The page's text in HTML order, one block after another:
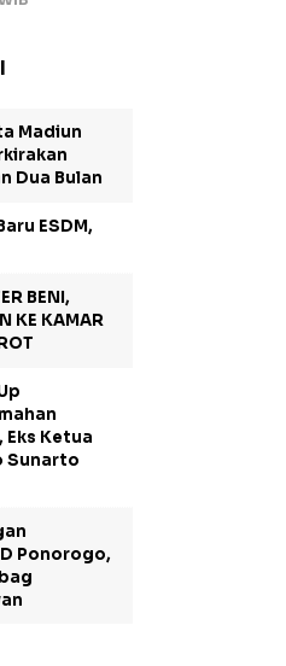
Madiun
Dua Bulan
ESDM,
BENI,
KE KAMAR
Eks Ketua
Sunarto
Ponorogo,